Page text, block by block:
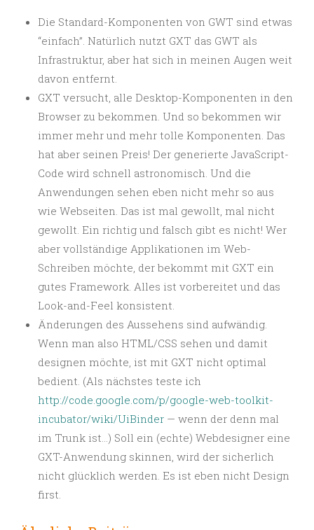
Die Standard-Komponenten von GWT sind etwas
“einfach”. Natürlich nutzt GXT das GWT als
Infrastruktur, aber hat sich in meinen Augen weit
davon entfernt.
GXT versucht, alle Desktop-Komponenten in den
Browser zu bekommen. Und so bekommen wir
immer mehr und mehr tolle Komponenten. Das
hat aber seinen Preis! Der generierte JavaScript-
Code wird schnell astronomisch. Und die
Anwendungen sehen eben nicht mehr so aus
wie Webseiten. Das ist mal gewollt, mal nicht
gewollt. Ein richtig und falsch gibt es nicht! Wer
aber vollständige Applikationen im Web-
Schreiben möchte, der bekommt mit GXT ein
gutes Framework. Alles ist vorbereitet und das
Look-and-Feel konsistent.
Änderungen des Aussehens sind aufwändig.
Wenn man also HTML/CSS sehen und damit
designen möchte, ist mit GXT nicht optimal
bedient. (Als nächstes teste ich
http://code.google.com/p/google-web-toolkit-
incubator/wiki/UiBinder — wenn der denn mal
im Trunk ist…) Soll ein (echte) Webdesigner eine
GXT-Anwendung skinnen, wird der sicherlich
nicht glücklich werden. Es ist eben nicht Design
first.